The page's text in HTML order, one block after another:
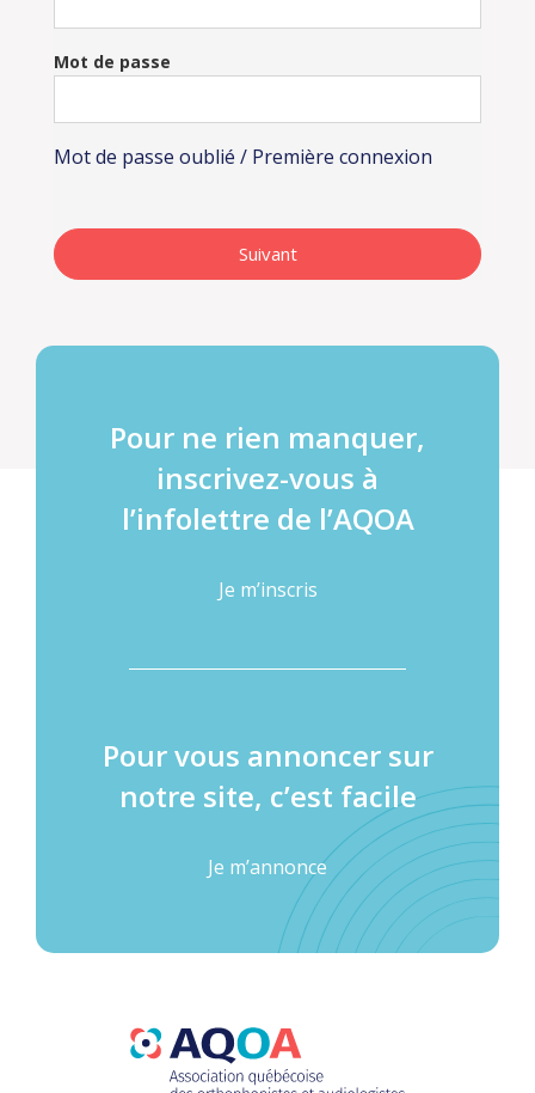
Mot de passe
Mot de passe oublié / Première connexion
Pour ne rien manquer,
inscrivez-vous à
l’infolettre de l’AQOA
Je m’inscris
Pour vous annoncer sur
notre site, c’est facile
Je m’annonce